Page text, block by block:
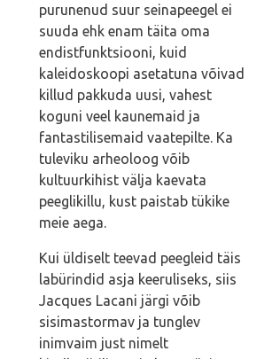
purunenud suur seinapeegel ei
suuda ehk enam täita oma
endistfunktsiooni, kuid
kaleidoskoopi asetatuna võivad
killud pakkuda uusi, vahest
koguni veel kaunemaid ja
fantastilisemaid vaatepilte. Ka
tuleviku arheoloog võib
kultuurkihist välja kaevata
peeglikillu, kust paistab tükike
meie aega.
Kui üldiselt teevad peegleid täis
labürindid asja keeruliseks, siis
Jacques Lacani järgi võib
sisimastormav ja tunglev
inimvaim just nimelt